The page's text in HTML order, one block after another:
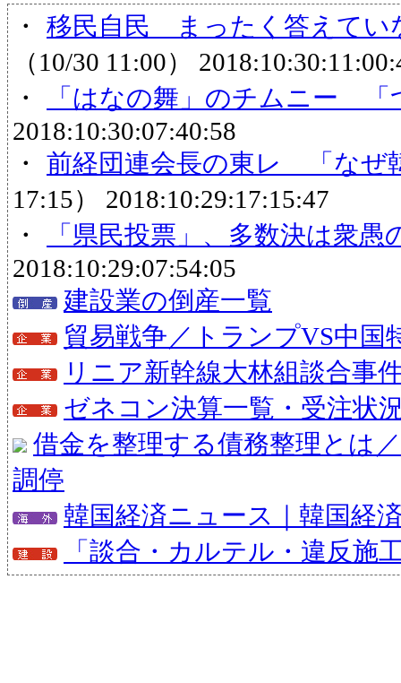
・ 移民自民 まったく答えてい
（10/30 11:00）
・
「はなの舞」のチムニー 「
2018:10:30:07:40:58
・ 前経団連会長の東レ 「なぜ
17:15） 2018:10:29:17:15:47
・
「県民投票」、多数決は衆愚
2018:10:29:07:54:05
建設業の倒産一覧
貿易戦争／トランプVS中国
リニア新幹線大林組談合事
ゼネコン決算一覧・受注状
借金を整理する債務整理とは
調停
韓国経済ニュース｜韓国経
「談合・カルテル・違反施